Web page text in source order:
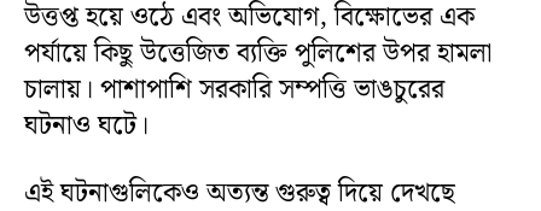
উত্তপ্ত হয়ে ওঠে এবং অভিযোগ, বিক্ষোভের এক
পর্যায়ে কিছু উত্তেজিত ব্যক্তি পুলিশের উপর হামলা
চালায়। পাশাপাশি সরকারি সম্পত্তি ভাঙচুরের
ঘটনাও ঘটে।
এই ঘটনাগুলিকেও অত্যন্ত গুরুত্ব দিয়ে দেখছে